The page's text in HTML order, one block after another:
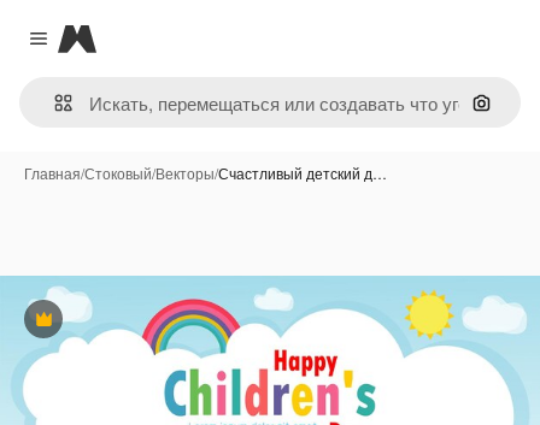
Close menu
Magnific
Поиск
Главная/Стоковый/Векторы/Счастливый детский д…
Премиум